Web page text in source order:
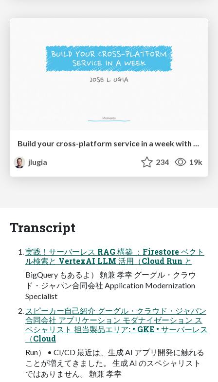
jlugia
234 19k
Transcript
実践！サーバーレス RAG 構築 ：Firestore ベクト
ル検索と VertexAI LLM 活用（Cloud Run と
BigQuery もあるよ） 頼兼 孝幸 グーグル・クラウ
ド・ジャパン合同会社 Application Modernization
Specialist
スピーカー自己紹介 グーグル・クラウド・ジャパン
合同会社 アプリケーション モダナイゼーション ス
ペシャリスト 担当製品エリア: • GKE • サーバーレス
（Cloud
Run） • CI/CD 最近は、生成 AI アプリ開発に触れる
ことが増えてきました。 生成 AI のスペシャリスト
ではありません。 頼兼 孝幸